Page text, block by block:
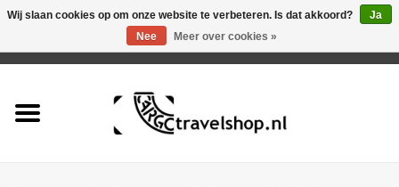
Wij slaan cookies op om onze website te verbeteren. Is dat akkoord?
Ja
Nee
Meer over cookies »